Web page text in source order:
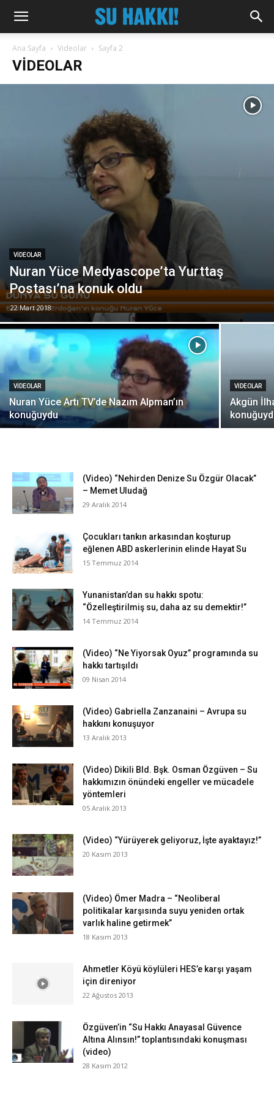
Ana Sayfa Videolar Sayfa 2
VIDEOLAR
VIDEOLAR
Nuran Yüce Medyascope’ta Yurttaş
Postası’na konuk oldu
22 Mart 2018
VIDEOLAR
Nuran Yüce Artı TV’de Nazım Alpman’ın
konuğuydu
VIDEOLAR
Akgün
(Video) “Nehirden Denize Su Özgür Olacak”
– Memet Uludağ
29 Aralık 2014
Çocukları tankın arkasından koşturup
eğlenen ABD askerlerinin elinde Hayat Su
15 Temmuz 2014
Yunanistan’dan su hakkı spotu:
“Özelleştirilmiş su, daha az su demektir!”
14 Temmuz 2014
(Video) “Ne Yiyorsak Oyuz” programında su
hakkı tartışıldı
09 Nisan 2014
(Video) Gabriella Zanzanaini – Avrupa su
hakkını konuşuyor
13 Aralık 2013
(Video) Dikili Bld. Bşk. Osman Özgüven – Su
hakkımızın önündeki engeller ve mücadele
yöntemleri
05 Aralık 2013
(Video) “Yürüyerek geliyoruz, İşte ayaktayız!”
20 Kasım 2013
(Video) Ömer Madra – “Neoliberal
politikalar karşısında suyu yeniden ortak
varlık haline getirmek”
18 Kasım 2013
Ahmetler Köyü köylüleri HES’e karşı yaşam
için direniyor
22 Ağustos 2013
Özgüven’in “Su Hakkı Anayasal Güvence
Altına Alınsın!” toplantısındaki konuşması
(video)
28 Kasım 2012